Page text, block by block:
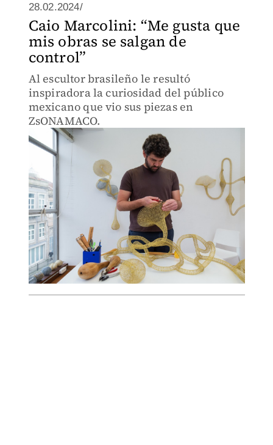
28.02.2024/
Caio Marcolini: “Me gusta que
mis obras se salgan de
control”
Al escultor brasileño le resultó
inspiradora la curiosidad del público
mexicano que vio sus piezas en
ZsONAMACO.